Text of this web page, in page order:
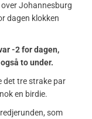
Johannesburg
dagen klokken
-2 for dagen,
to under.
det tre strake par
en birdie.
som